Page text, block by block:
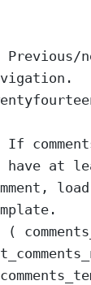
have at
(